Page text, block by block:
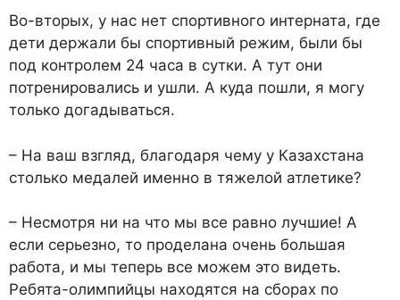
Во-вторых, у нас нет спортивного интерната, где
дети держали бы спортивный режим, были бы
под контролем 24 часа в сутки. А тут они
потренировались и ушли. А куда пошли, я могу
только догадываться.
– На ваш взгляд, благодаря чему у Казахстана
столько медалей именно в тяжелой атлетике?
– Несмотря ни на что мы все равно лучшие! А
если серьезно, то проделана очень большая
работа, и мы теперь все можем это видеть.
Ребята-олимпийцы находятся на сборах по